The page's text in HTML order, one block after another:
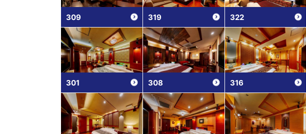
309 319 322
301 308 316